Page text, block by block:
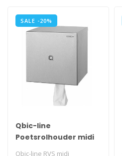
SALE -20%
Qbic-line
Poetsrolhouder midi
Qbic-line RVS midi